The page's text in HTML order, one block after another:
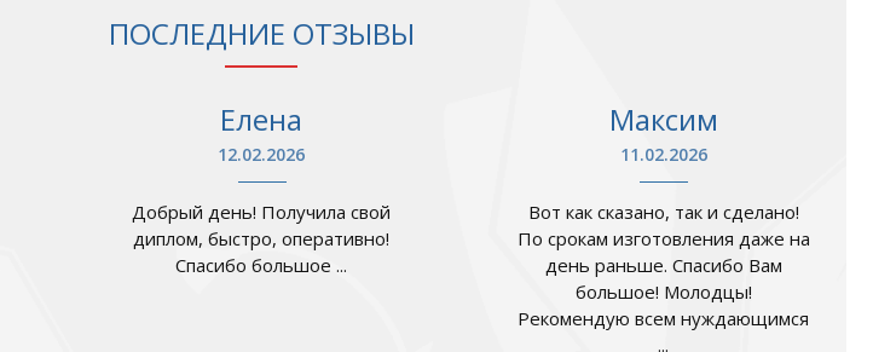
ПОСЛЕДНИЕ ОТЗЫВЫ
Елена
12.02.2026
Добрый день! Получила свой
диплом, быстро, оперативно!
Спасибо большое ...
Максим
11.02.2026
Вот как сказано, так и сделано!
По срокам изготовления даже на
день раньше. Спасибо Вам
большое! Молодцы!
Рекомендую всем нуждающимся
...